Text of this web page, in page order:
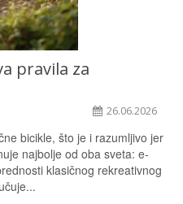
pravila za
26.06.2026
bicikle, što je i razumljivo jer
najbolje od oba sveta: e-
klasičnog rekreativnog